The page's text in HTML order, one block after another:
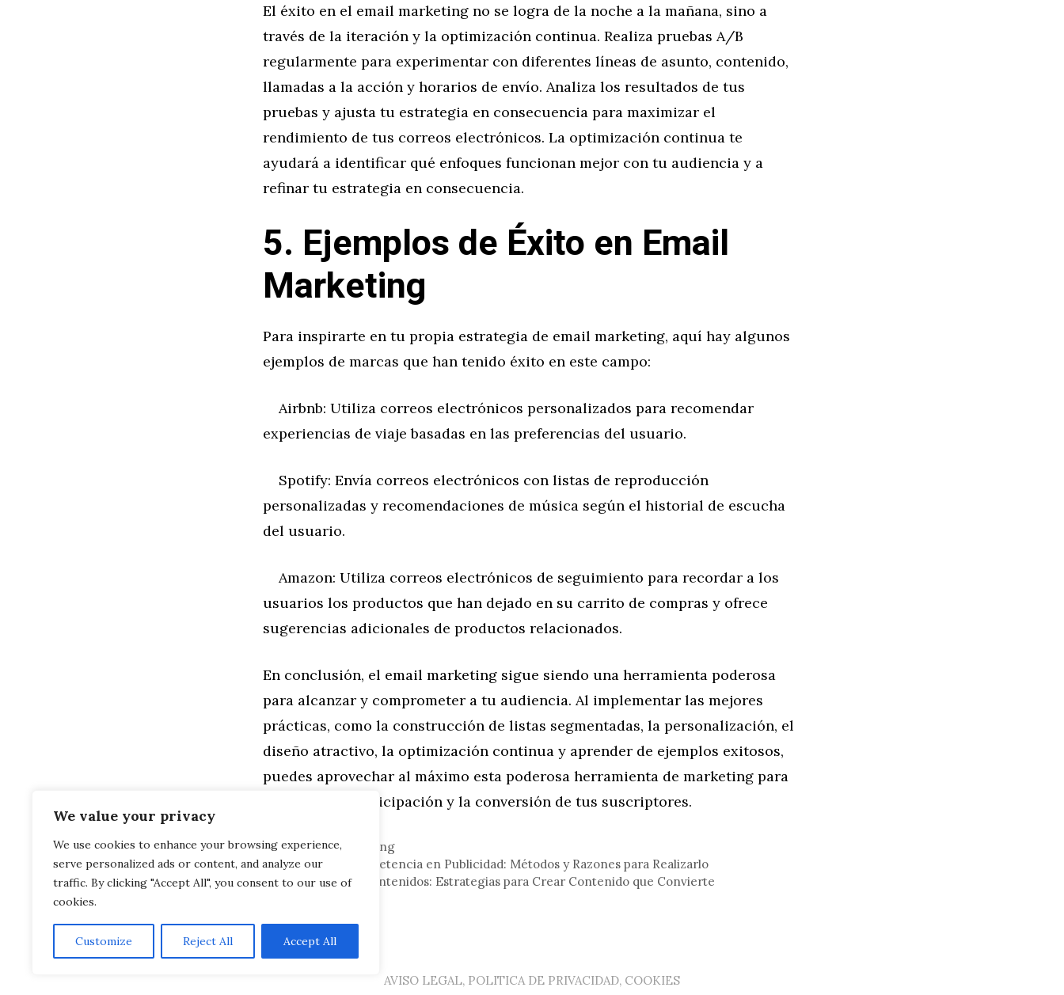
We value your privacy
We use cookies to enhance your browsing experience,
serve personalized ads or content, and analyze our
traffic. By clicking "Accept All", you consent to our use of
cookies.
Customize Reject All Accept All
El éxito en el email marketing no se logra de la noche a la mañana, sino a
través de la iteración y la optimización continua. Realiza pruebas A/B
regularmente para experimentar con diferentes líneas de asunto, contenido,
llamadas a la acción y horarios de envío. Analiza los resultados de tus
pruebas y ajusta tu estrategia en consecuencia para maximizar el
rendimiento de tus correos electrónicos. La optimización continua te
ayudará a identificar qué enfoques funcionan mejor con tu audiencia y a
refinar tu estrategia en consecuencia.
5. Ejemplos de Éxito en Email
Marketing
Para inspirarte en tu propia estrategia de email marketing, aquí hay algunos
ejemplos de marcas que han tenido éxito en este campo:
Airbnb: Utiliza correos electrónicos personalizados para recomendar
experiencias de viaje basadas en las preferencias del usuario.
Spotify: Envía correos electrónicos con listas de reproducción
personalizadas y recomendaciones de música según el historial de escucha
del usuario.
Amazon: Utiliza correos electrónicos de seguimiento para recordar a los
usuarios los productos que han dejado en su carrito de compras y ofrece
sugerencias adicionales de productos relacionados.
En conclusión, el email marketing sigue siendo una herramienta poderosa
para alcanzar y comprometer a tu audiencia. Al implementar las mejores
prácticas, como la construcción de listas segmentadas, la personalización, el
diseño atractivo, la optimización continua y aprender de ejemplos exitosos,
puedes aprovechar al máximo esta poderosa herramienta de marketing para
aumentar la participación y la conversión de tus suscriptores.
Categorías
General,Marketing
Análisis de Competencia en Publicidad: Métodos y Razones para Realizarlo
Marketing de Contenidos: Estrategias para Crear Contenido que Convierte
AVISO LEGAL, POLITICA DE PRIVACIDAD, COOKIES